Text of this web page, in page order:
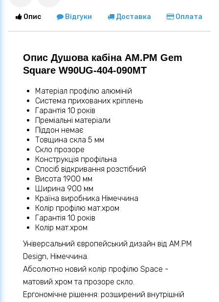
Опис Відгуки Доставка Оплата
Опис Душова кабіна AM.PM Gem
Square W90UG-404-090MT
Матеріал профілю алюміній
Система прихованих кріплень
Гарантія 10 років
Преміальні матеріали
Піддон немає
Товщина скла 5 мм
Скло прозоре
Конструкція профільна
Спосіб відкривання розстібний
Висота 1900 мм
Ширина 900 мм
Країна виробника Німеччина
Колір профілю мат.хром
Гарантія 10 років
Колір мат.хром
Універсальний європейський дизайн від АМ.РМ
Design, Німеччина.
Абсолютно новий колір профілю Space -
матовий хром та прозоре скло.
Ергономічне рішення: розширений внутрішній